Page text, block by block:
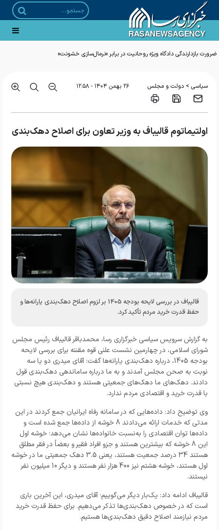
ضرورت بازدارندگی دادگاه ویژه روحانیت در برابر «نرمال‌سازی خشونت»
سیاسی > دولت و مجلس ۲۶ بهمن ۱۴۰۴ - ۱۲:۵۸
اولتیماتوم قالیباف به وزیر تعاون برای اصلاح دهک‌بندی
قالیباف در بررسی لایحه بودجه 1405 بر لزوم اصلاح دهک‌بندی یارانه‌ها و
حفظ قدرت خرید مردم تأکید کرد.
به گزارش سرویس سیاسی خبرگزاری رسا، محمدباقر قالیباف رئیس مجلس
شورای اسلامی، در چهارمین نشست علنی قوه مقننه برای بررسی لایحه
بودجه 1405، درباره دهک‌بندی یارانه‌ها گفت: آقای میدری دو یا سه
نوبت به صحن مجلس آمدند و به ما درباره ساماندهی دهک‌بندی قول
دادند. دهک‌های ما دهک‌های جمعیتی هستند و دهک‌بندی هیچ نسبتی
با قدرت خرید و اقتصادی مردم ندارد.
وی توضیح داد: داده‌هایی که در سامانه رفاه ایرانیان جمع کردند در این
مدتی که خدمات ارائه می‌دادند 8 خوشه از داده‌ها جمع شده است و
داده‌ها توان اقتصادی را به‌نسبت خانواده‌ها نشان می‌دهد؛ خوشه اول
این 8 خوشه که بیشترین هستند و جزو افراد فقیر و بعضاً در فقر مطلق
هستند 34 درصد جمعیت هستند، یعنی 3.5 دهک جمعیتی ما در خوشه
اول هستند، خوشه هشتم نیز 400 هزار نفر هستند و دیگر 10 میلیون نفر
نیستند.
قالیباف ادامه داد: یک‌بار دیگر می‌گوییم؛ آقای میدری، این آخرین باری
است که در خصوص دهک‌بندی‌ها تذکر می‌دهیم. برای حفظ قدرت خرید
مردم نیازمند اصلاح دقیق دهک‌بندی‌ها هستیم.